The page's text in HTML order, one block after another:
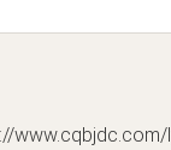
www.cqbjdc.com/